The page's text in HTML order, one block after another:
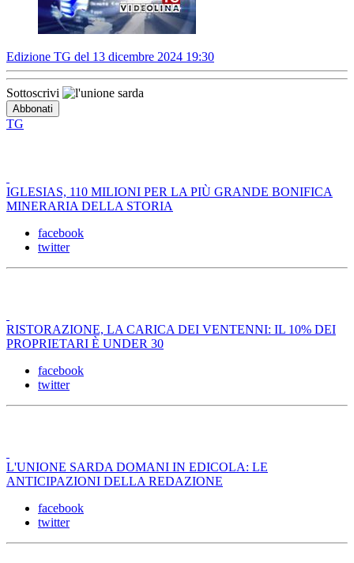
Edizione TG del 13 dicembre 2024 19:30
Sottoscrivi
TG
IGLESIAS, 110 MILIONI PER LA PIÙ GRANDE BONIFICA
MINERARIA DELLA STORIA
facebook
twitter
RISTORAZIONE, LA CARICA DEI VENTENNI: IL 10% DEI
PROPRIETARI È UNDER 30
facebook
twitter
L'UNIONE SARDA DOMANI IN EDICOLA: LE
ANTICIPAZIONI DELLA REDAZIONE
facebook
twitter